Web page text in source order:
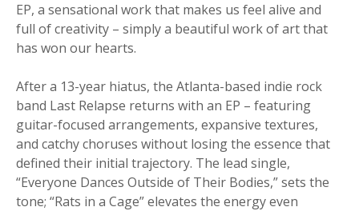
EP, a sensational work that makes us feel alive and
full of creativity – simply a beautiful work of art that
has won our hearts.
After a 13-year hiatus, the Atlanta-based indie rock
band Last Relapse returns with an EP – featuring
guitar-focused arrangements, expansive textures,
and catchy choruses without losing the essence that
defined their initial trajectory. The lead single,
“Everyone Dances Outside of Their Bodies,” sets the
tone; “Rats in a Cage” elevates the energy even